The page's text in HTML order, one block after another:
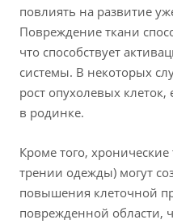
повлиять на развитие
Повреждение ткани
что способствует
системы. В некоторых
рост опухолевых
в родинке.
Кроме того,
трении одежды) могут
повышения клеточной
поврежденной области,